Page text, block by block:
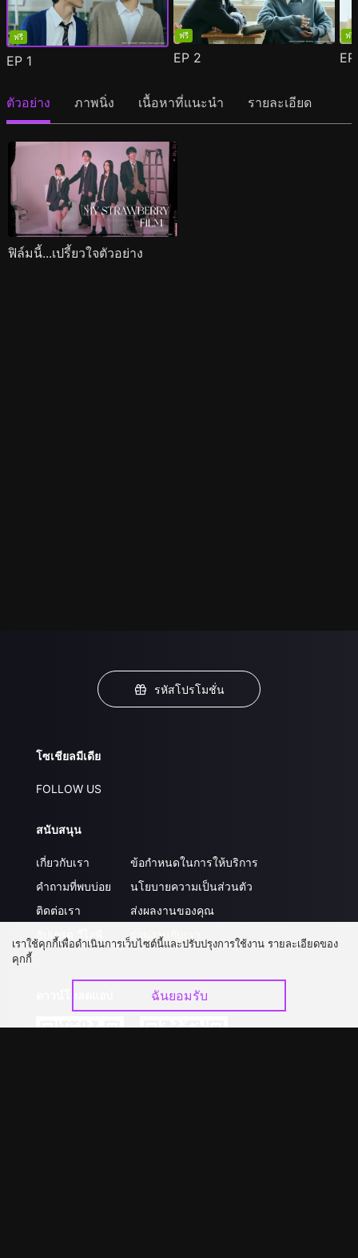
ฟรี
EP 1
ฟรี
EP 2
ฟรี
ตัวอย่าง ภาพนิ่ง เนื้อหาที่แนะนำ รายละเอียด
ฟิล์มนี้...เปรี้ยวใจตัวอย่าง
รหัสโปรโมชั่น
โซเชียลมีเดีย
FOLLOW US
สนับสนุน
เกี่ยวกับเรา
คำถามที่พบบ่อย
ติดต่อเรา
อัปเกรด วีไอพี
ข้อกำหนดในการให้บริการ
นโยบายความเป็นส่วนตัว
ส่งผลงานของคุณ
ร่วมงานกับเรา
เราใช้คุกกี้เพื่อดำเนินการเว็บไซต์นี้และปรับปรุงการใช้งาน รายละเอียดของ
คุกกี้
ฉันยอมรับ